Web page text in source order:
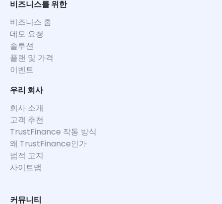
비즈니스를 위한
비즈니스 홈
데모 요청
솔루션
플랜 및 가격
이벤트
우리 회사
회사 소개
고객 추천
TrustFinance 작동 방식
왜 TrustFinance인가
법적 고지
사이트맵
커뮤니티